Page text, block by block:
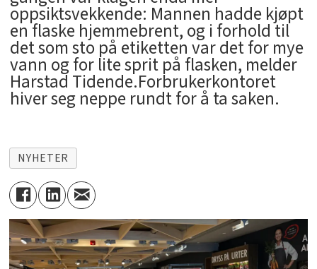
oppsiktsvekkende: Mannen hadde kjøpt
en flaske hjemmebrent, og i forhold til
det som sto på etiketten var det for mye
vann og for lite sprit på flasken, melder
Harstad Tidende.Forbrukerkontoret
hiver seg neppe rundt for å ta saken.
NYHETER